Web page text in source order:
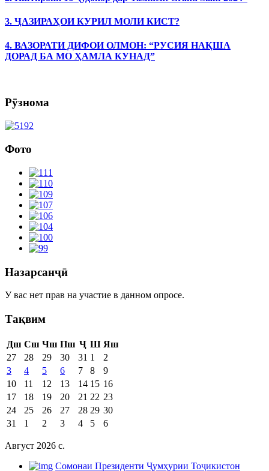
3. ҶАЗИРАҲОИ КУРИЛ МОЛИ КИСТ?
4. ВАЗОРАТИ ДИФОИ ОЛМОН: “РУСИЯ НАҚША
ДОРАД БА МО ҲАМЛА КУНАД”
Рӯзнома
Фото
Назарсанҷӣ
У вас нет прав на участие в данном опросе.
Тақвим
Дш Сш Чш Пш Ҷ Ш Яш
27
28 29 30 31 1
2
3
4 5 6 7 8
9
10
11 12 13 14 15 16
17
18 19 20 21 22 23
24
25 26 27 28 29 30
31
1 2 3 4 5 6
Август 2026 c.
Cомонаи Президенти Ҷумҳурии Тоҷикистон